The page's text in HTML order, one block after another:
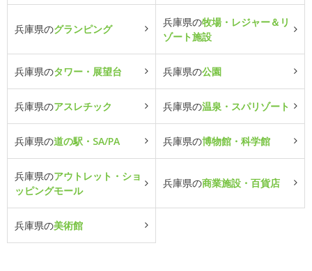
兵庫県のグランピング
兵庫県の牧場・レジャー＆リ
ゾート施設
兵庫県のタワー・展望台 兵庫県の公園
兵庫県のアスレチック 兵庫県の温泉・スパリゾート
兵庫県の道の駅・SA/PA 兵庫県の博物館・科学館
兵庫県のアウトレット・ショ
ッピングモール
兵庫県の商業施設・百貨店
兵庫県の美術館